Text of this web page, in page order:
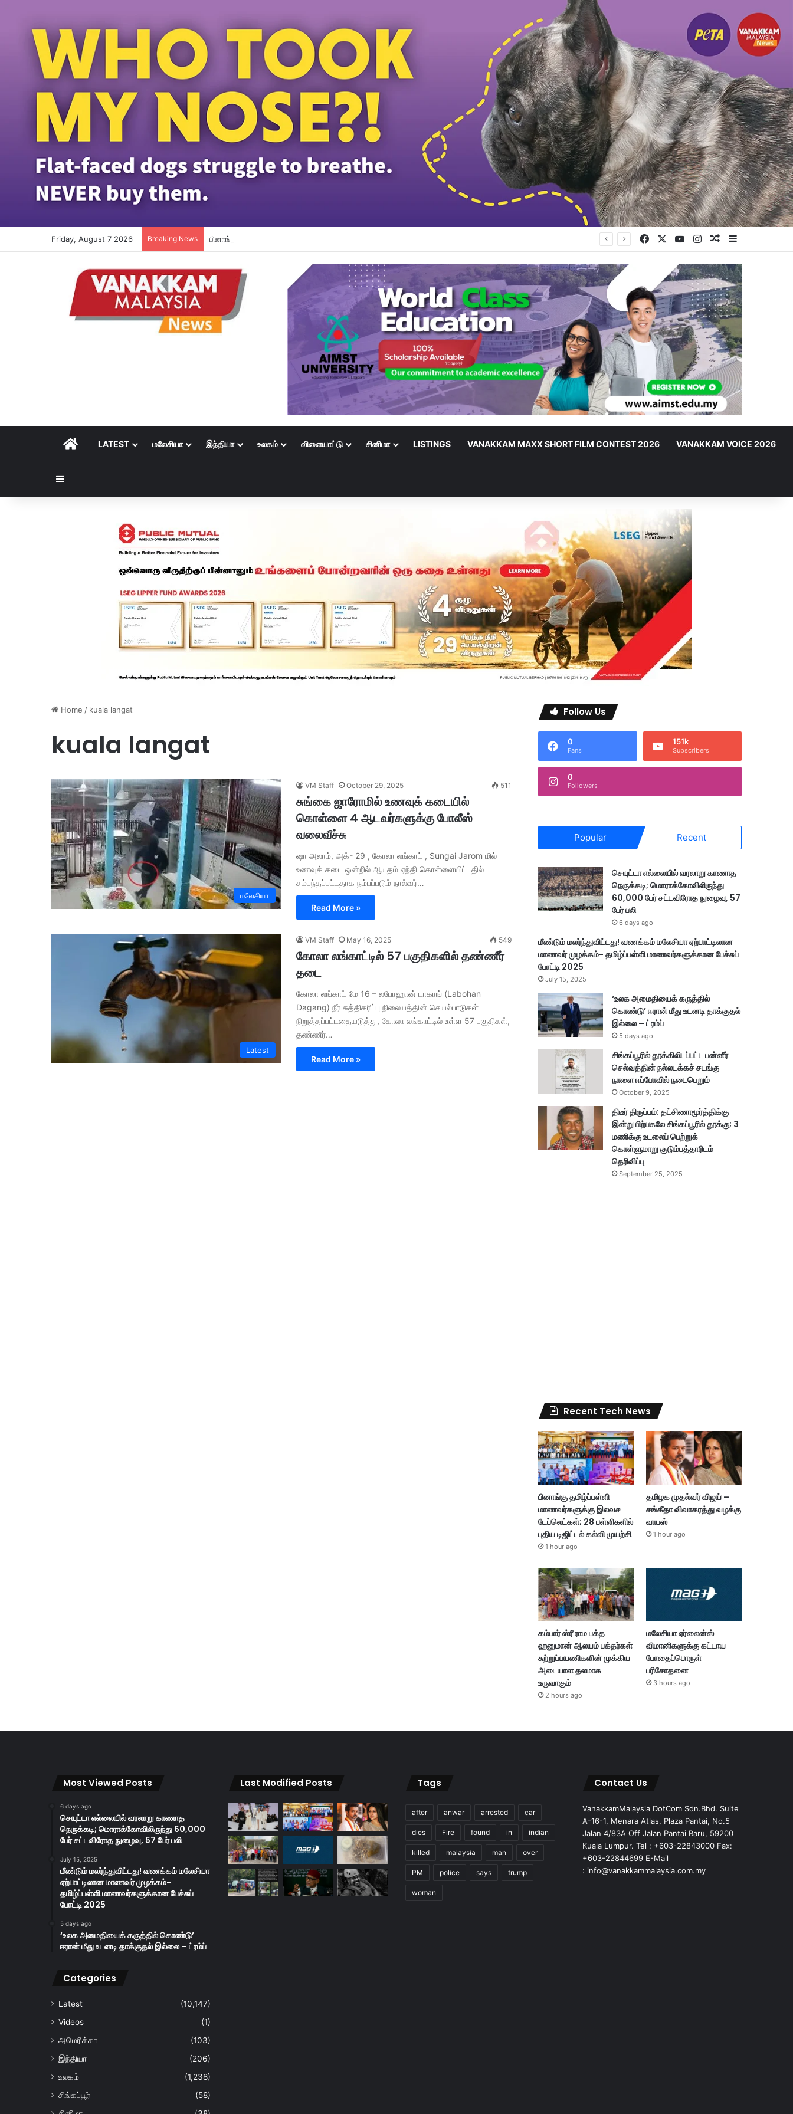
Friday, August 7 2026 Breaking News பினாங்கு தமிழ்ப்பள்ளி மாணவர்களுக்கு இலவச டேப்லெட்கள்; 28 பள்ளிகளில் புதிய டிஜிட்டல் கல்வி முயற்சி Facebook YouTubeInstagramRandom Article
HOMELATEST மலேசியா இந்தியா உலகம் விளையாட்டு சினிமா LISTINGS VANAKKAM MAXX SHORT FILM CONTEST 2026 VANAKKAM VOICE 2026
Home / kuala langat
kuala langat
மலேசியா
VM Staff October 29, 2025 511
சுங்கை ஜாரோமில் உணவுக் கடையில்
கொள்ளை 4 ஆடவர்களுக்கு போலீஸ்
வலைவீச்சு
ஷா அலாம், அக்- 29 , கோலா லங்காட் , Sungai Jarom மில்
உணவுக் கடை ஒன்றில் ஆயுதம் ஏந்தி கொள்ளையிட்டதில்
சம்பந்தப்பட்டதாக நம்பப்படும் நால்வர்…
Read More »
Latest
VM Staff May 16, 2025 549
கோலா லங்காட்டில் 57 பகுதிகளில் தண்ணீர்
தடை
கோலா லங்காட் மே 16 – லபோஹான் டாகாங் (Labohan
Dagang) நீர் சுத்திகரிப்பு நிலையத்தின் செயல்பாடுகள்
நிறுத்தப்பட்டதையடுத்து, கோலா லங்காட்டில் உள்ள 57 பகுதிகள்,
தண்ணீர்…
Read More »
Follow Us
0
Fans
151k
Subscribers
0
Followers
Popular Recent
செயுட்டா எல்லையில் வரலாறு காணாத
நெருக்கடி; மொராக்கோவிலிருந்து
60,000 பேர் சட்டவிரோத நுழைவு, 57
பேர் பலி
6 days ago
மீண்டும் மலர்ந்துவிட்டது! வணக்கம் மலேசியா ஏற்பாட்டிலான
மாணவர் முழக்கம்- தமிழ்ப்பள்ளி மாணவர்களுக்கான பேச்சுப்
போட்டி 2025
July 15, 2025
‘உலக அமைதியைக் கருத்தில்
கொண்டு’ ஈரான் மீது உடனடி தாக்குதல்
இல்லை – ட்ரம்ப்
5 days ago
சிங்கப்பூரில் தூக்கிலிடப்பட்ட பன்னீர்
செல்வத்தின் நல்லடக்கச் சடங்கு
நாளை ஈப்போவில் நடைபெறும்
October 9, 2025
திடீர் திருப்பம்: தட்சிணாமூர்த்திக்கு
இன்று பிற்பகலே சிங்கப்பூரில் தூக்கு; 3
மணிக்கு உடலைப் பெற்றுக்
கொள்ளுமாறு குடும்பத்தாரிடம்
தெரிவிப்பு
September 25, 2025
Recent Tech News
பினாங்கு தமிழ்ப்பள்ளி
மாணவர்களுக்கு இலவச
டேப்லெட்கள்; 28 பள்ளிகளில்
புதிய டிஜிட்டல் கல்வி முயற்சி
1 hour ago
தமிழக முதல்வர் விஜய் –
சங்கீதா விவாகரத்து வழக்கு
வாபஸ்
1 hour ago
கம்பார் ஸ்ரீ ராம பக்த
ஹனுமான் ஆலயம் பக்தர்கள்
சுற்றுப்பயணிகளின் முக்கிய
அடையாள தலமாக
உருவாகும்
2 hours ago
மலேசியா ஏர்லைன்ஸ்
விமானிகளுக்கு கட்டாய
போதைப்பொருள்
பரிசோதனை
3 hours ago
Most Viewed Posts
6 days ago
செயுட்டா எல்லையில் வரலாறு காணாத
நெருக்கடி; மொராக்கோவிலிருந்து 60,000
பேர் சட்டவிரோத நுழைவு, 57 பேர் பலி
July 15, 2025
மீண்டும் மலர்ந்துவிட்டது! வணக்கம் மலேசியா
ஏற்பாட்டிலான மாணவர் முழக்கம்-
தமிழ்ப்பள்ளி மாணவர்களுக்கான பேச்சுப்
போட்டி 2025
5 days ago
‘உலக அமைதியைக் கருத்தில் கொண்டு’
ஈரான் மீது உடனடி தாக்குதல் இல்லை – ட்ரம்ப்
Categories
Latest
(10,147)
Videos
(1)
அமெரிக்கா
(103)
இந்தியா
(206)
உலகம்
(1,238)
சிங்கப்பூர்
(58)
Last Modified Posts Tags
after anwar arrested car
dies Fire found in indian
killed malaysia man over
PM police says trump
woman
Contact Us
VanakkamMalaysia DotCom Sdn.Bhd. Suite
A-16-1, Menara Atlas, Plaza Pantai, No.5
Jalan 4/83A Off Jalan Pantai Baru, 59200
Kuala Lumpur. Tel : +603-22843000 Fax:
+603-22844699 E-Mail
: info@vanakkammalaysia.com.my